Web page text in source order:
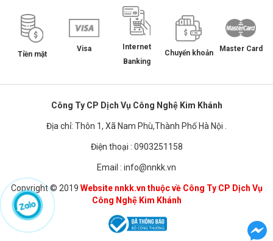
Tiền mặt
Visa
Internet
Banking
Chuyển khoản Master Card
Công Ty CP Dịch Vụ Công Nghệ Kim Khánh
Địa chỉ: Thôn 1, Xã Nam Phù,Thành Phố Hà Nội .
Điện thoại : 0903251158
Email : info@nnkk.vn
Copyright © 2019 Website nnkk.vn thuộc về Công Ty CP Dịch Vụ
Công Nghệ Kim Khánh